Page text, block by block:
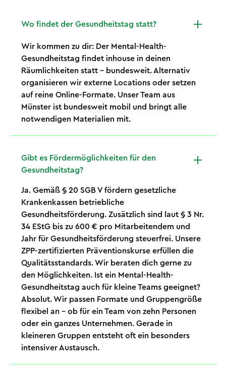
Wo findet der Gesundheitstag statt?
Wir kommen zu dir: Der Mental-Health-
Gesundheitstag findet inhouse in deinen
Räumlichkeiten statt – bundesweit. Alternativ
organisieren wir externe Locations oder setzen
auf reine Online-Formate. Unser Team aus
Münster ist bundesweit mobil und bringt alle
notwendigen Materialien mit.
Gibt es Fördermöglichkeiten für den
Gesundheitstag?
Ja. Gemäß § 20 SGB V fördern gesetzliche
Krankenkassen betriebliche
Gesundheitsförderung. Zusätzlich sind laut § 3 Nr.
34 EStG bis zu 600 € pro Mitarbeitendem und
Jahr für Gesundheitsförderung steuerfrei. Unsere
ZPP-zertifizierten Präventionskurse erfüllen die
Qualitätsstandards. Wir beraten dich gerne zu
den Möglichkeiten. Ist ein Mental-Health-
Gesundheitstag auch für kleine Teams geeignet?
Absolut. Wir passen Formate und Gruppengröße
flexibel an – ob für ein Team von zehn Personen
oder ein ganzes Unternehmen. Gerade in
kleineren Gruppen entsteht oft ein besonders
intensiver Austausch.